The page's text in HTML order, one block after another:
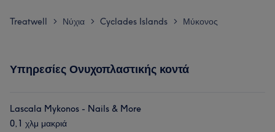
Treatwell > Νύχια > Cyclades Islands > Μύκονος
Υπηρεσίες Ονυχοπλαστικής κοντά
Lascala Mykonos - Nails & More
0,1 χλμ μακριά